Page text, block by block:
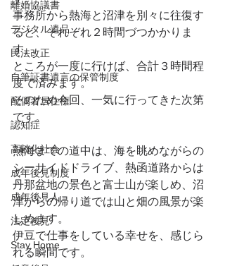
離婚協議書
デジタル遺品
民法改正
自筆証書遺言の保管制度
配偶者居住権
認知症
高齢化社会
成年後見制度
成年後見人
法定後見
Stay Home
事務所から熱海と沼津を別々に往復す
ると、それぞれ２時間づつかかりま
す。
ところが一度に行けば、合計３時間程
度で済みます。
そのため今回、一気に行ってきた次第
です。
熱海までの道中は、海を眺めながらの
シーサイドドライブ、熱函道路からは
丹那盆地の景色と富士山が楽しめ、沼
津からの帰り道では山と畑の風景が楽
しめます。
伊豆で仕事をしている幸せを、感じら
れる瞬間です。